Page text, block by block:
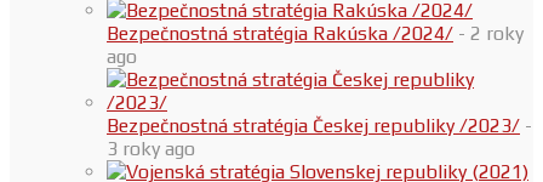
Bezpečnostná stratégia Rakúska /2024/ - 2 roky
ago
Bezpečnostná stratégia Českej republiky /2023/ -
3 roky ago